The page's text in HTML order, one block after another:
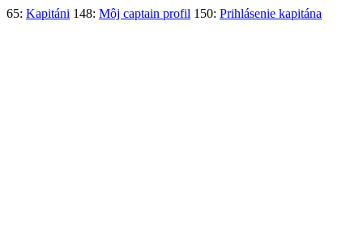
65: Kapitáni 148: Môj captain profil 150: Prihlásenie kapitána